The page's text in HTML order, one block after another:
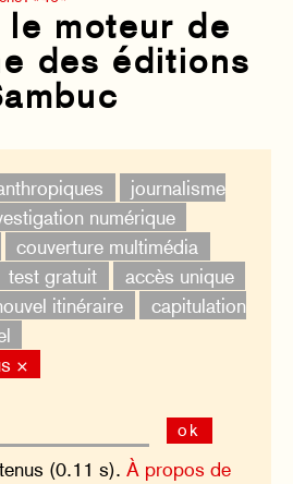
moteur de
des éditions
journalisme
numérique
couverture multimédia
test gratuit
accès unique
itinéraire
capitulation
×
ok
(0.11 s).À propos de